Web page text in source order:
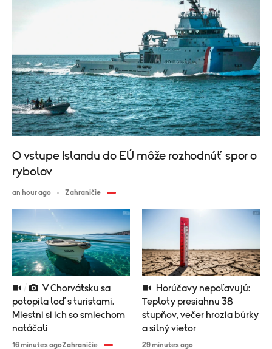
potopila loď s turistami.
Miestni si ich so smiechom
natáčali
16 minutes agoZahraničie
Teploty presiahnu 38
stupňov, večer hrozia búrky
a silný vietor
29 minutes ago
O vstupe Islandu do EÚ môže rozhodnúť spor o
rybolov
an hour ago Zahraničie